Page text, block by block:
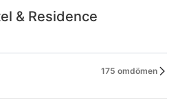
& Residence
4 stjärnor
175 omdömen